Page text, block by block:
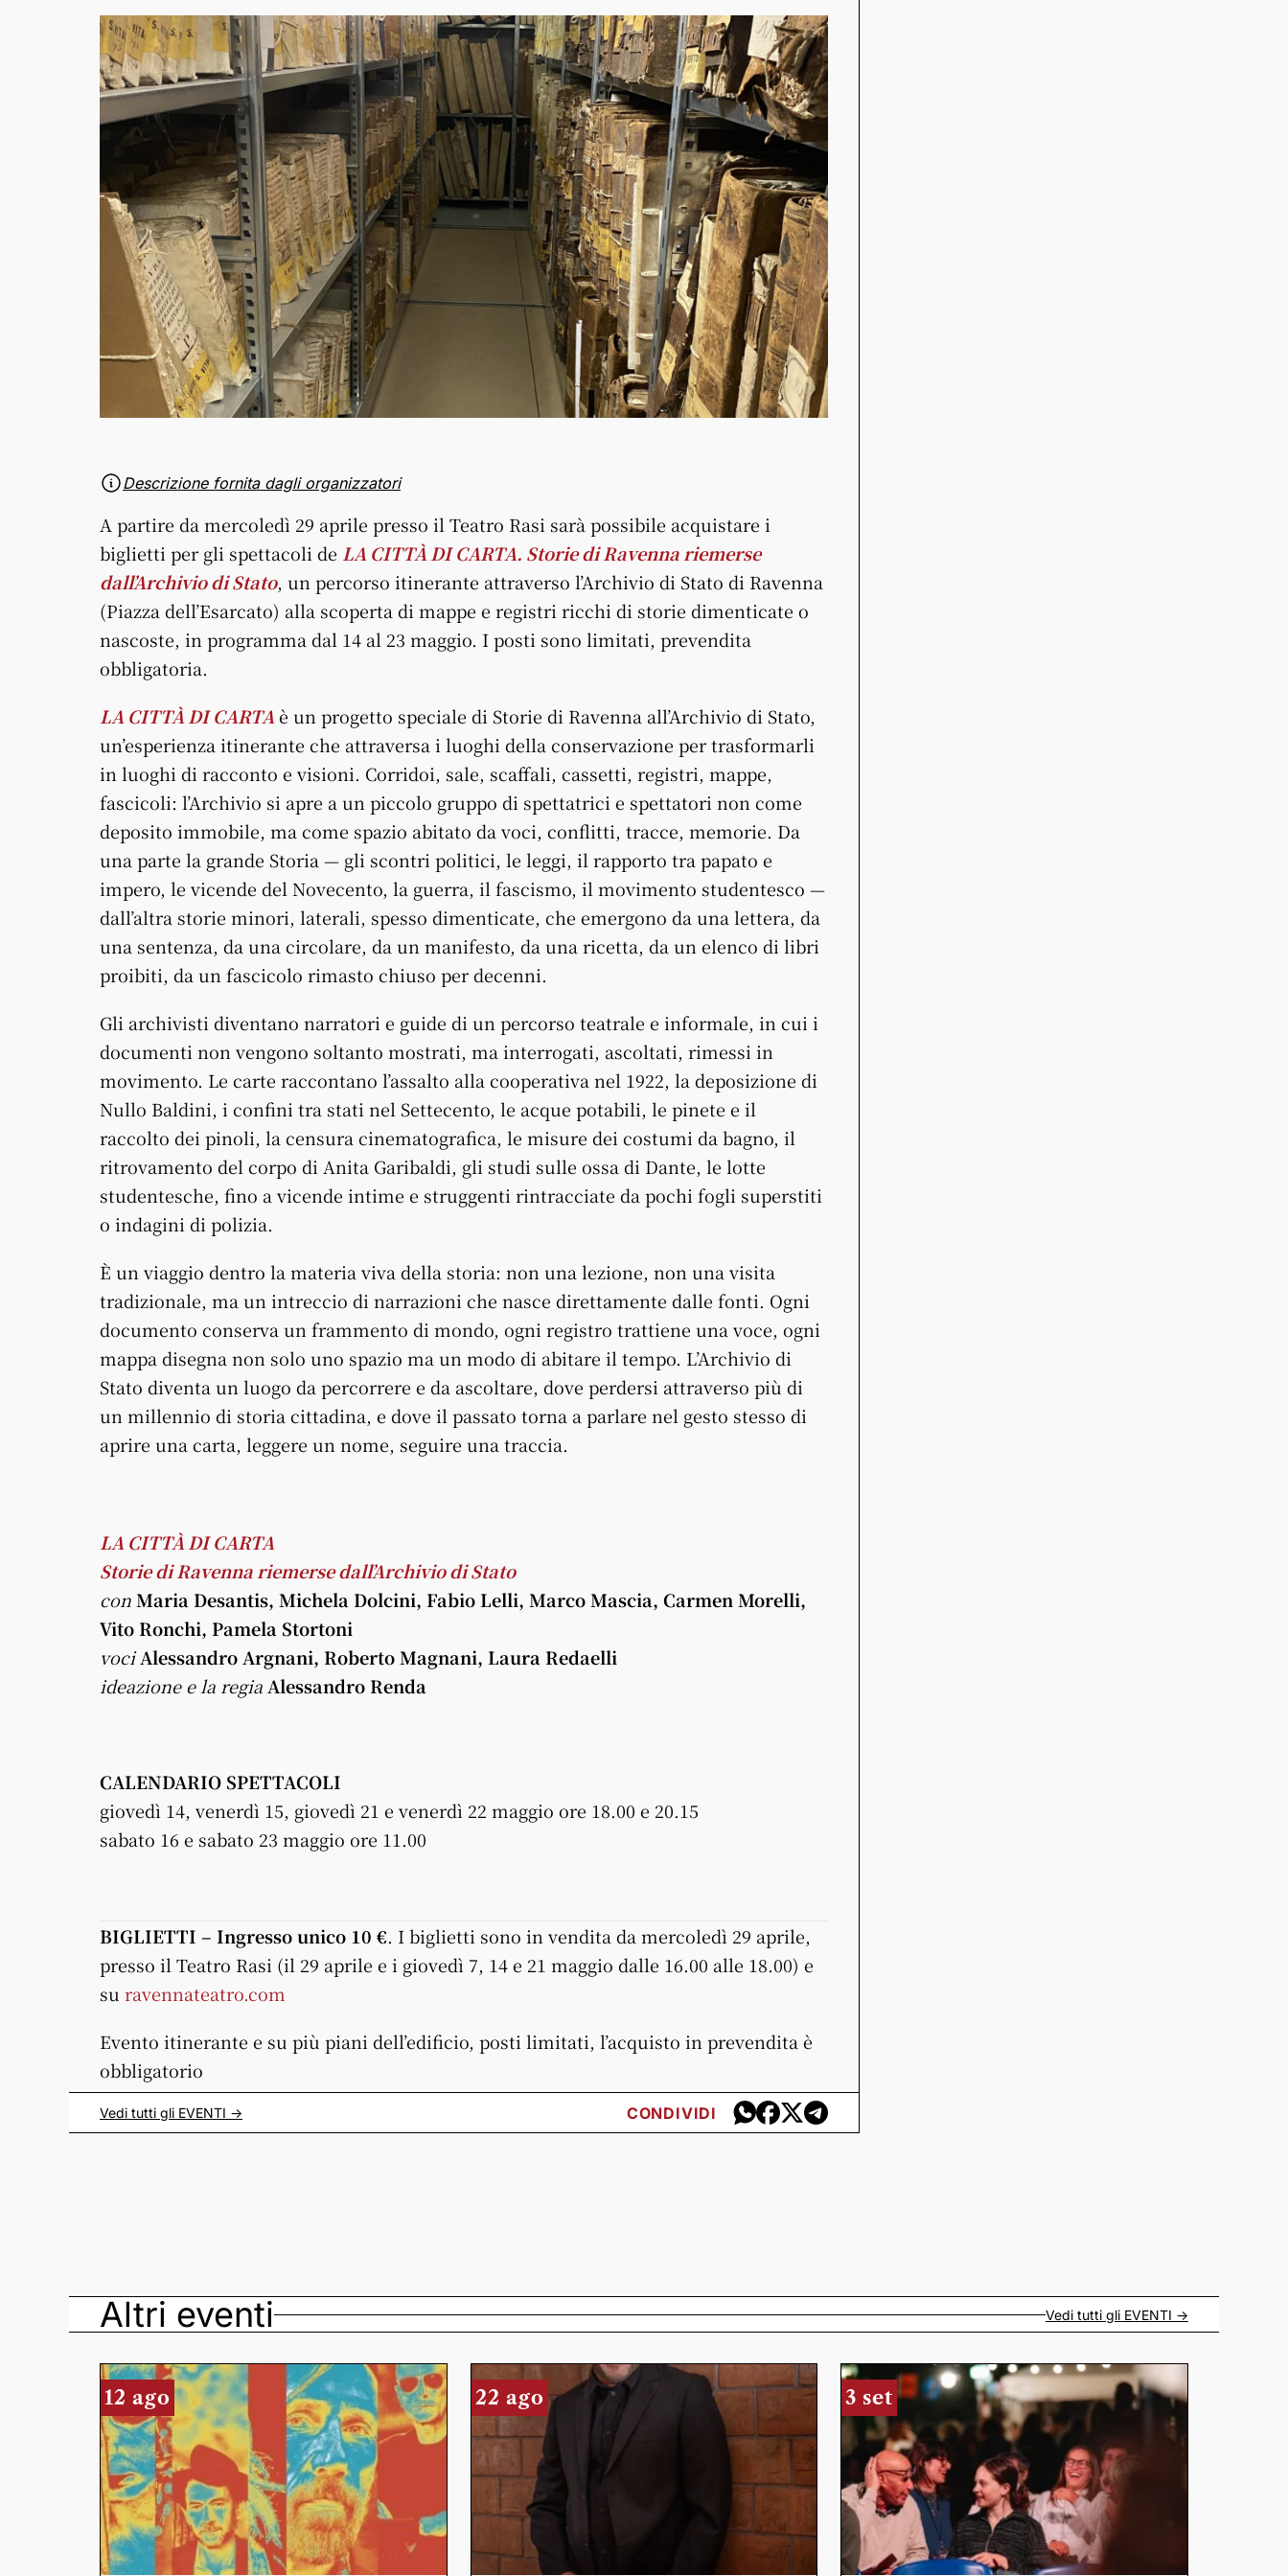
Descrizione fornita dagli organizzatori
A partire da mercoledì 29 aprile presso il Teatro Rasi sarà possibile acquistare i
biglietti per gli spettacoli de LA CITTÀ DI CARTA. Storie di Ravenna riemerse
dall’Archivio di Stato, un percorso itinerante attraverso l’Archivio di Stato di Ravenna
(Piazza dell’Esarcato) alla scoperta di mappe e registri ricchi di storie dimenticate o
nascoste, in programma dal 14 al 23 maggio. I posti sono limitati, prevendita
obbligatoria.
LA CITTÀ DI CARTA è un progetto speciale di Storie di Ravenna all’Archivio di Stato,
un’esperienza itinerante che attraversa i luoghi della conservazione per trasformarli
in luoghi di racconto e visioni. Corridoi, sale, scaffali, cassetti, registri, mappe,
fascicoli: l’Archivio si apre a un piccolo gruppo di spettatrici e spettatori non come
deposito immobile, ma come spazio abitato da voci, conflitti, tracce, memorie. Da
una parte la grande Storia — gli scontri politici, le leggi, il rapporto tra papato e
impero, le vicende del Novecento, la guerra, il fascismo, il movimento studentesco —
dall’altra storie minori, laterali, spesso dimenticate, che emergono da una lettera, da
una sentenza, da una circolare, da un manifesto, da una ricetta, da un elenco di libri
proibiti, da un fascicolo rimasto chiuso per decenni.
Gli archivisti diventano narratori e guide di un percorso teatrale e informale, in cui i
documenti non vengono soltanto mostrati, ma interrogati, ascoltati, rimessi in
movimento. Le carte raccontano l’assalto alla cooperativa nel 1922, la deposizione di
Nullo Baldini, i confini tra stati nel Settecento, le acque potabili, le pinete e il
raccolto dei pinoli, la censura cinematografica, le misure dei costumi da bagno, il
ritrovamento del corpo di Anita Garibaldi, gli studi sulle ossa di Dante, le lotte
studentesche, fino a vicende intime e struggenti rintracciate da pochi fogli superstiti
o indagini di polizia.
È un viaggio dentro la materia viva della storia: non una lezione, non una visita
tradizionale, ma un intreccio di narrazioni che nasce direttamente dalle fonti. Ogni
documento conserva un frammento di mondo, ogni registro trattiene una voce, ogni
mappa disegna non solo uno spazio ma un modo di abitare il tempo. L’Archivio di
Stato diventa un luogo da percorrere e da ascoltare, dove perdersi attraverso più di
un millennio di storia cittadina, e dove il passato torna a parlare nel gesto stesso di
aprire una carta, leggere un nome, seguire una traccia.
LA CITTÀ DI CARTA
Storie di Ravenna riemerse dall’Archivio di Stato
con Maria Desantis, Michela Dolcini, Fabio Lelli, Marco Mascia, Carmen Morelli,
Vito Ronchi, Pamela Stortoni
voci Alessandro Argnani, Roberto Magnani, Laura Redaelli
ideazione e la regia Alessandro Renda
CALENDARIO SPETTACOLI
giovedì 14, venerdì 15, giovedì 21 e venerdì 22 maggio ore 18.00 e 20.15
sabato 16 e sabato 23 maggio ore 11.00
BIGLIETTI – Ingresso unico 10 €. I biglietti sono in vendita da mercoledì 29 aprile,
presso il Teatro Rasi (il 29 aprile e i giovedì 7, 14 e 21 maggio dalle 16.00 alle 18.00) e
su ravennateatro.com
Evento itinerante e su più piani dell’edificio, posti limitati, l’acquisto in prevendita è
obbligatorio
Vedi tutti gli EVENTI -> CONDIVIDI
Altri eventi Vedi tutti gli EVENTI ->
12 ago 22 ago 3 set